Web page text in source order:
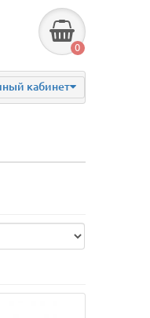
0
кабинет